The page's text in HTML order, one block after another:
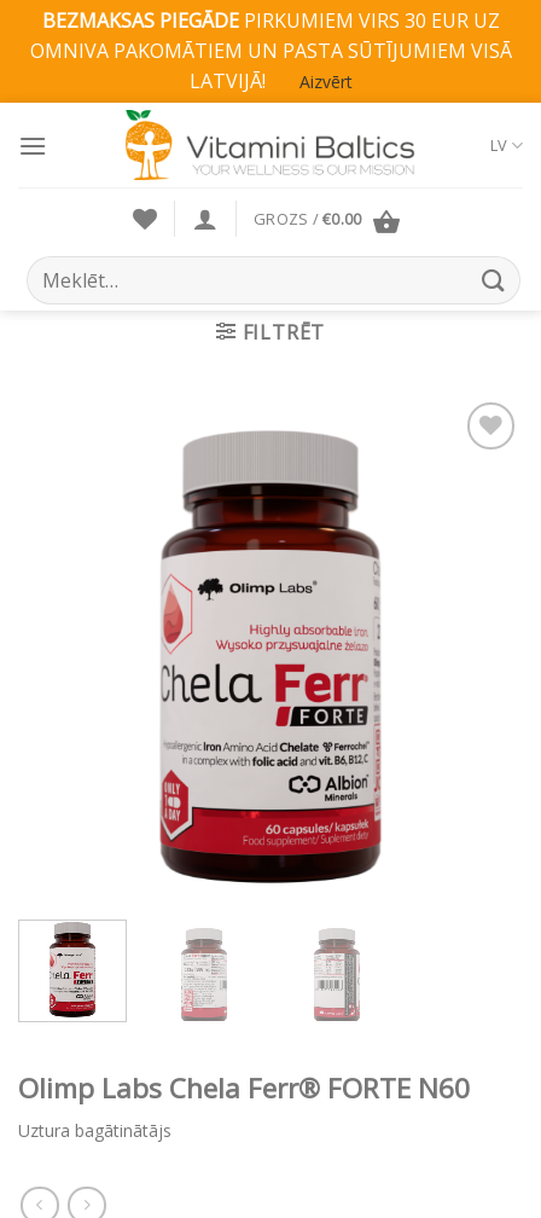
BEZMAKSAS PIEGĀDEPIRKUMIEM VIRS 30 EUR UZ
OMNIVA PAKOMĀTIEM UN PASTA SŪTĪJUMIEM VISĀ
LATVIJĀ!
Aizvērt
LV
GROZS /€0.00
Search
for:
FILTRĒT
Olimp Labs Chela Ferr® FORTE N60
Uztura bagātinātājs